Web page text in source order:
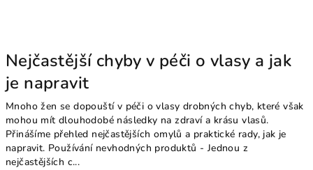
Nejčastější chyby v péči o vlasy a jak
je napravit
Mnoho žen se dopouští v péči o vlasy drobných chyb, které však
mohou mít dlouhodobé následky na zdraví a krásu vlasů.
Přinášíme přehled nejčastějších omylů a praktické rady, jak je
napravit. Používání nevhodných produktů - Jednou z
nejčastějších c...